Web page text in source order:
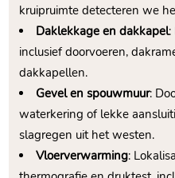
kruipruimte detecteren we
Daklekkage en dakkapel:
inclusief doorvoeren,
dakkapellen.​
Gevel en spouwmuur:
waterkering of lekke
slagregen uit het westen.​
Vloerverwarming: